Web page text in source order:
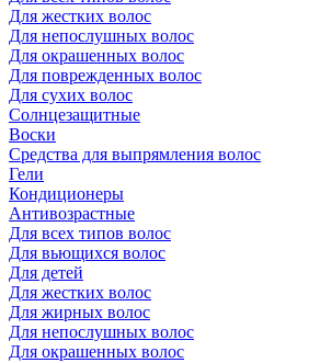
Для жестких волос
Для непослушных волос
Для окрашенных волос
Для поврежденных волос
Для сухих волос
Солнцезащитные
Воски
Средства для выпрямления волос
Гели
Кондиционеры
Антивозрастные
Для всех типов волос
Для вьющихся волос
Для детей
Для жестких волос
Для жирных волос
Для непослушных волос
Для окрашенных волос